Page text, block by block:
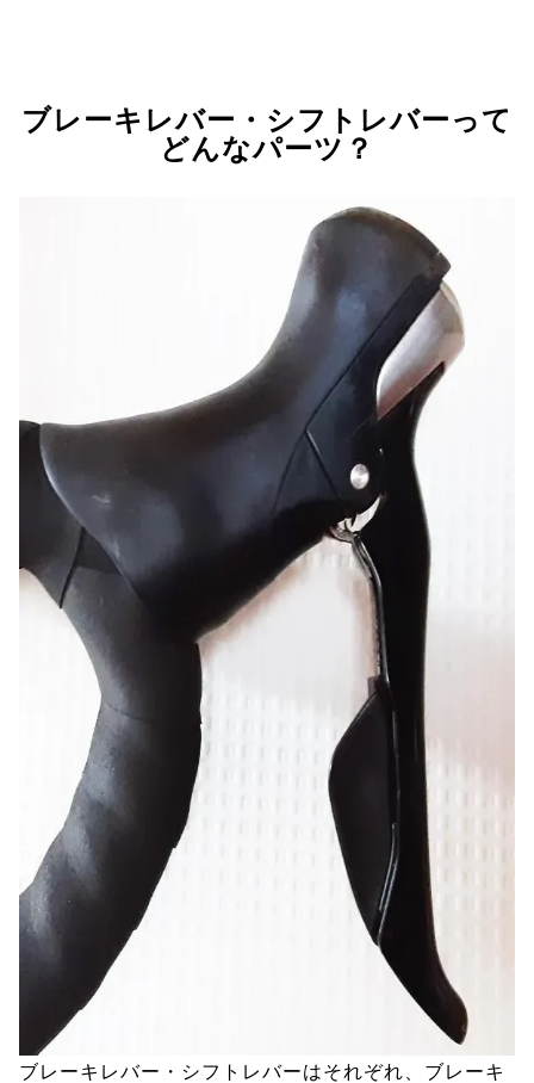
ブレーキレバー・シフトレバーって
どんなパーツ？
ブレーキレバー・シフトレバーはそれぞれ、ブレーキ